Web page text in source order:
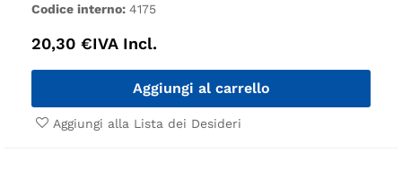
Codice interno: 4175
20,30 €IVA Incl.
Aggiungi al carrello
Aggiungi alla Lista dei Desideri